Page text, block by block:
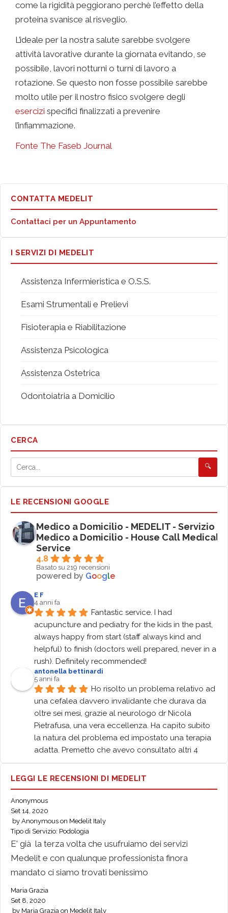
come la rigidità peggiorano perchè l’effetto della
proteina svanisce al risveglio.
L’ideale per la nostra salute sarebbe svolgere
attività lavorative durante la giornata evitando, se
possibile, lavori notturni o turni di lavoro a
rotazione. Se questo non fosse possibile sarebbe
molto utile per il nostro fisico svolgere degli
esercizi specifici finalizzati a prevenire
l’infiammazione.
Fonte The Faseb Journal
CONTATTA MEDELIT
Contattaci per un Appuntamento
I SERVIZI DI MEDELIT
Assistenza Infermieristica e O.S.S.
Esami Strumentali e Prelievi
Fisioterapia e Riabilitazione
Assistenza Psicologica
Assistenza Ostetrica
Odontoiatria a Domicilio
CERCA
🔍
LE RECENSIONI GOOGLE
Medico a Domicilio - MEDELIT - Servizio
Medico a Domicilio - House Call Medical
Service
4.8
Basato su 219 recensioni
powered by Google
E F
4 anni fa
Fantastic service. I had
acupuncture and pediatry for the kids in the past,
always happy from start (staff always kind and
helpful) to finish (doctors well prepared, never in a
rush). Definitely recommended!
antonella bettinardi
5 anni fa
Ho risolto un problema relativo ad
una cefalea davvero invalidante che durava da
oltre sei mesi, grazie al neurologo dr Nicola
Pietrafusa, una vera eccellenza. Ha capito subito
la natura del problema ed impostato una terapia
adatta. Premetto che avevo consultato altri 4
neurologi ma nessuno aveva esperienza con
questo tipo di cefalea "trafittiva primaria"
5 anni fa
great organization. I have already had several
meetings and I have never encountered any
problems for the organization of the sessions
changes at work. Serious and reliable.
Tiziana Rita sarno
both in waiting times on the phone and in sending
LEGGI LE RECENSIONI DI MEDELIT
Anonymous
Set 14, 2020
by Anonymous on Medelit Italy
Tipo di Servizio: Podologia
E' già la terza volta che usufruiamo dei servizi
Medelit e con qualunque professionista finora
mandato ci siamo trovati benissimo
Maria Grazia
Set 8, 2020
by Maria Grazia on Medelit Italy